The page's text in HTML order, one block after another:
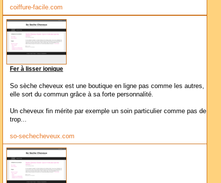
coiffure-facile.com
Fer à lisser ionique
So sèche cheveux est une boutique en ligne pas comme les autres,
elle sort du commun grâce à sa forte personnalité.
Un cheveux fin mérite par exemple un soin particulier comme pas de
trop...
so-sechecheveux.com